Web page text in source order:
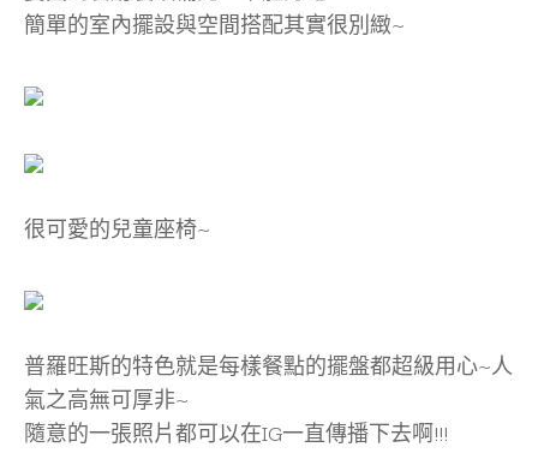
簡單的室內擺設與空間搭配其實很別緻~
很可愛的兒童座椅~
普羅旺斯的特色就是每樣餐點的擺盤都超級用心~人
氣之高無可厚非~
隨意的一張照片都可以在IG一直傳播下去啊!!!